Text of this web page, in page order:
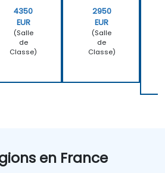
4350
EUR
(Salle
de
Classe)
2950
EUR
(Salle
de
Classe)
en France